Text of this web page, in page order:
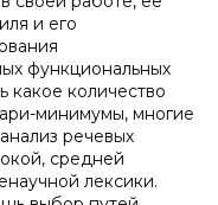
и его
функциональных
какое количество
минимумы, многие
речевых
средней
лексики.